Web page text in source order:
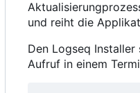
und reiht die
Den Logseq
Aufruf in einem